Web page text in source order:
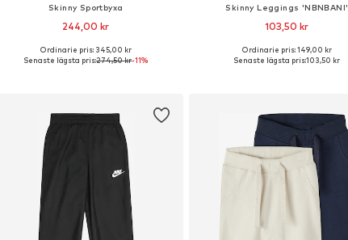
Skinny Sportbyxa
244,00 kr
Tillgänglig i många storlekar
Ordinarie pris: 345,00 kr
Senaste lägsta pris:274,50 kr-11%
Skinny Leggings 'NBNBANI'
103,50 kr
+5
Tillgänglig i många storlekar
Ordinarie pris: 149,00 kr
Senaste lägsta pris:103,50 kr